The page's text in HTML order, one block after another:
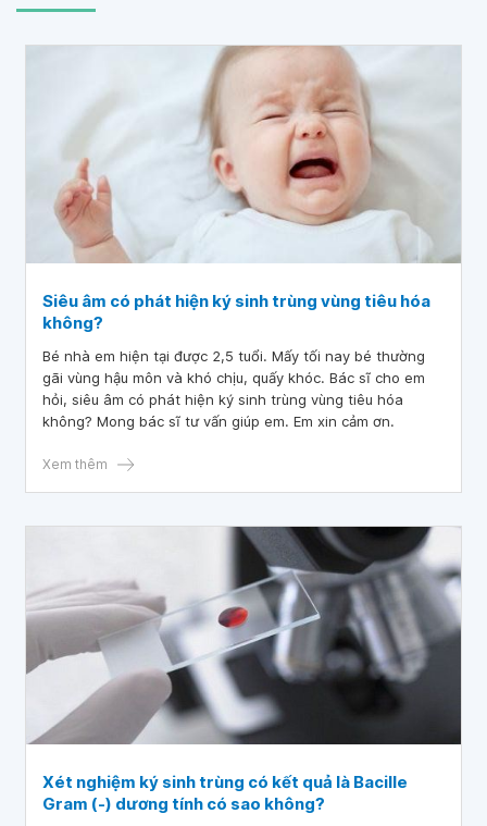
Siêu âm có phát hiện ký sinh trùng vùng tiêu hóa
không?
Bé nhà em hiện tại được 2,5 tuổi. Mấy tối nay bé thường
gãi vùng hậu môn và khó chịu, quấy khóc. Bác sĩ cho em
hỏi, siêu âm có phát hiện ký sinh trùng vùng tiêu hóa
không? Mong bác sĩ tư vấn giúp em. Em xin cảm ơn.
Xem thêm
Xét nghiệm ký sinh trùng có kết quả là Bacille
Gram (-) dương tính có sao không?